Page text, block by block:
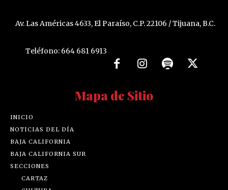
Av. Las Américas 4633, El Paraíso, C.P. 22106 / Tijuana, B.C.
Teléfono: 664 681 6913
Mapa de Sitio
INICIO
NOTICIAS DEL DÍA
BAJA CALIFORNIA
BAJA CALIFORNIA SUR
SECCIONES
CARTAZ